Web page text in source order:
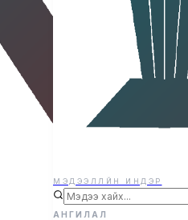
МЭДЭЭЛЛЙН ИНДЭР
АНГИЛАЛ